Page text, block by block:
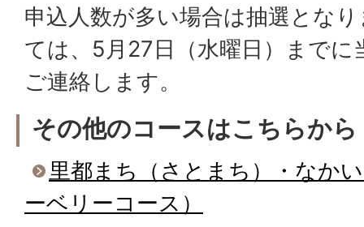
申込人数が多い場合は抽選とな
ては、5月27日（水曜日）までに
ご連絡します。
その他のコースはこちらから
里都まち（さとまち）・なか
ーベリーコース）